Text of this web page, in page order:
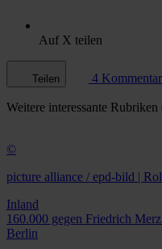
Auf X teilen
Teilen 4
Weitere interessante Rubriken
©
picture alliance / epd-bild |
Inland
160.000 gegen Friedrich
Berlin